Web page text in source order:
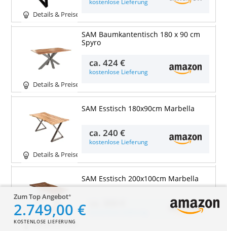
Zum Top Angebot
2.749,00 €
KOSTENLOSE LIEFERUNG
Details & Preise
kostenlose Lieferung
Details & Preise
SAM Baumkantentisch 180 x 90 cm
Spyro
ca.424 €
kostenlose Lieferung
Details & Preise
SAM Esstisch 180x90cm Marbella
ca.240 €
kostenlose Lieferung
Details & Preise
SAM Esstisch 200x100cm Marbella